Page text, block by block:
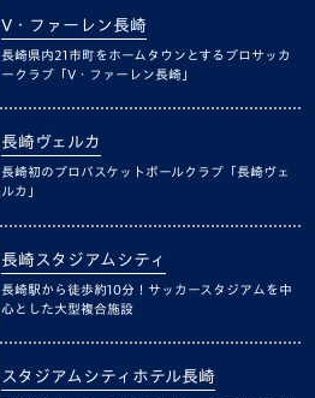
V・ファーレン長崎
長崎県内21市町をホームタウンとするプロサッカ
ークラブ「V・ファーレン長崎」
長崎ヴェルカ
長崎初のプロバスケットボールクラブ「長崎ヴェ
ルカ」
長崎スタジアムシティ
長崎駅から徒歩約10分！サッカースタジアムを中
心とした大型複合施設
スタジアムシティホテル長崎